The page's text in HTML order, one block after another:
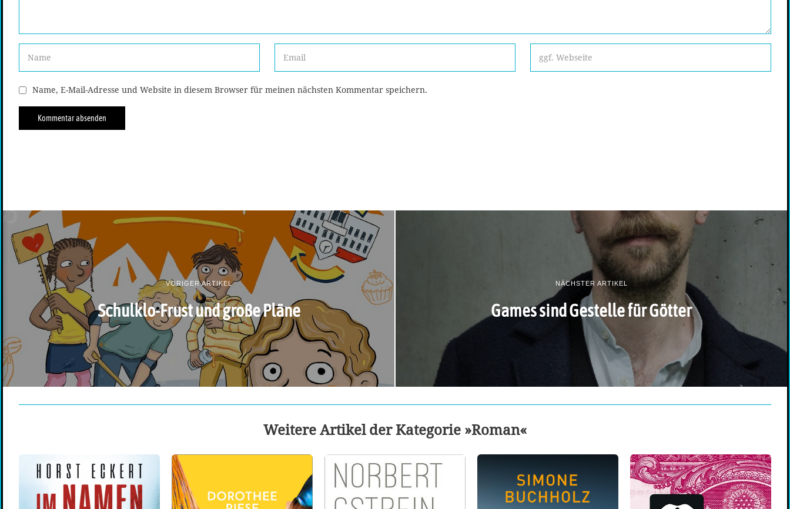
Name, E-Mail-Adresse und Website in diesem Browser für meinen nächsten Kommentar speichern.
VORIGER ARTIKEL
Schulklo-Frust und große Pläne
NÄCHSTER ARTIKEL
Games sind Gestelle für Götter
Weitere Artikel der Kategorie »Roman«